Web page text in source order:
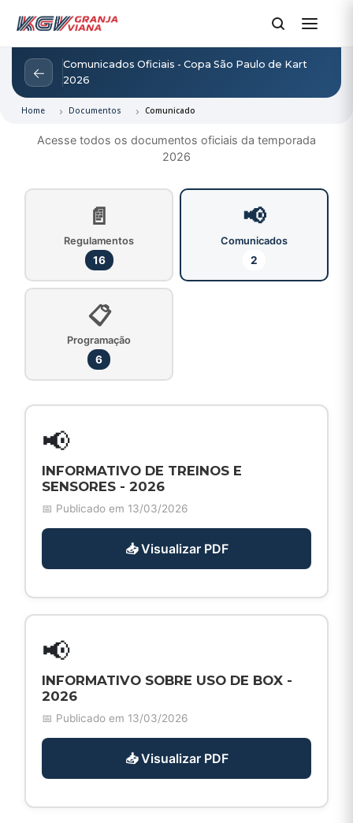
←
Comunicados Oficiais - Copa São Paulo de Kart
2026
Home Documentos Comunicado
Acesse todos os documentos oficiais da temporada
2026
📄
Regulamentos
16
📢
Comunicados
2
📋
Programação
6
📢
INFORMATIVO DE TREINOS E
SENSORES - 2026
📅 Publicado em 13/03/2026
📥 Visualizar PDF
📢
INFORMATIVO SOBRE USO DE BOX -
2026
📅 Publicado em 13/03/2026
📥 Visualizar PDF